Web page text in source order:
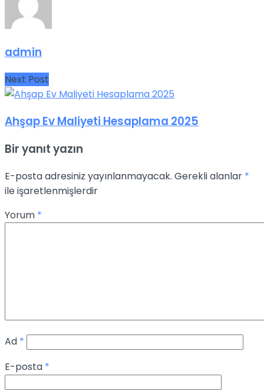
admin
Next Post
Ahşap Ev Maliyeti Hesaplama 2025
Bir yanıt yazın
E-posta adresiniz yayınlanmayacak. Gerekli alanlar *
ile işaretlenmişlerdir
Yorum *
Ad *
E-posta *